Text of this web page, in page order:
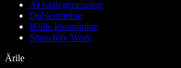
AI häälegeneraator
Dubleerimine
Hääle kloonimine
Speechify Work
Ärile